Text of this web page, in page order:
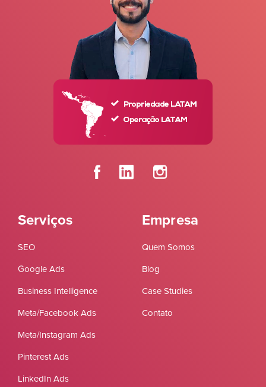
Serviços
SEO
Google Ads
Business Intelligence
Meta/Facebook Ads
Meta/Instagram Ads
Pinterest Ads
LinkedIn Ads
Empresa
Quem Somos
Blog
Case Studies
Contato